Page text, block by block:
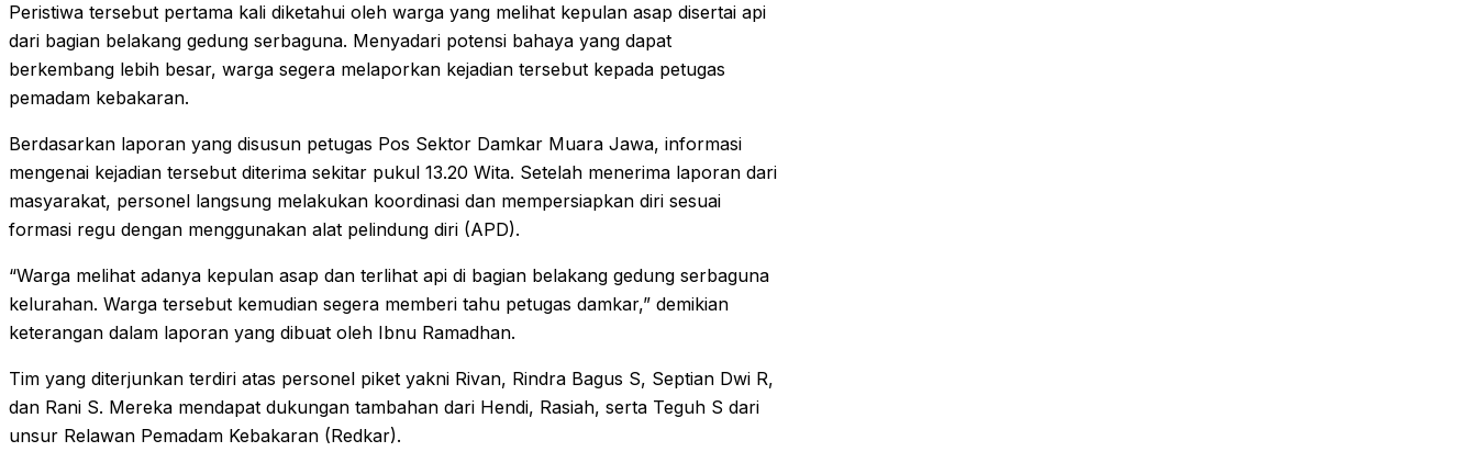
Peristiwa tersebut pertama kali diketahui oleh warga yang melihat kepulan asap disertai api
dari bagian belakang gedung serbaguna. Menyadari potensi bahaya yang dapat
berkembang lebih besar, warga segera melaporkan kejadian tersebut kepada petugas
pemadam kebakaran.
Berdasarkan laporan yang disusun petugas Pos Sektor Damkar Muara Jawa, informasi
mengenai kejadian tersebut diterima sekitar pukul 13.20 Wita. Setelah menerima laporan dari
masyarakat, personel langsung melakukan koordinasi dan mempersiapkan diri sesuai
formasi regu dengan menggunakan alat pelindung diri (APD).
“Warga melihat adanya kepulan asap dan terlihat api di bagian belakang gedung serbaguna
kelurahan. Warga tersebut kemudian segera memberi tahu petugas damkar,” demikian
keterangan dalam laporan yang dibuat oleh Ibnu Ramadhan.
Tim yang diterjunkan terdiri atas personel piket yakni Rivan, Rindra Bagus S, Septian Dwi R,
dan Rani S. Mereka mendapat dukungan tambahan dari Hendi, Rasiah, serta Teguh S dari
unsur Relawan Pemadam Kebakaran (Redkar).